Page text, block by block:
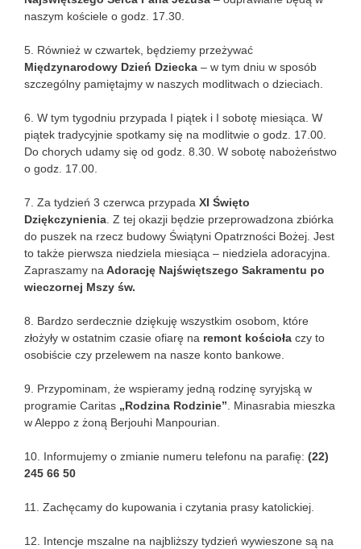
naszym kościele o godz. 17.30.
5. Również w czwartek, będziemy przeżywać
Międzynarodowy Dzień Dziecka – w tym dniu w sposób
szczególny pamiętajmy w naszych modlitwach o dzieciach.
6. W tym tygodniu przypada I piątek i I sobotę miesiąca. W
piątek tradycyjnie spotkamy się na modlitwie o godz. 17.00.
Do chorych udamy się od godz. 8.30. W sobotę nabożeństwo
o godz. 17.00.
7. Za tydzień 3 czerwca przypada XI Święto
Dziękczynienia. Z tej okazji będzie przeprowadzona zbiórka
do puszek na rzecz budowy Świątyni Opatrzności Bożej. Jest
to także pierwsza niedziela miesiąca – niedziela adoracyjna.
Zapraszamy naAdorację Najświętszego Sakramentu po
wieczornej Mszy św.
8. Bardzo serdecznie dziękuję wszystkim osobom, które
złożyły w ostatnim czasie ofiarę na remont kościoła czy to
osobiście czy przelewem na nasze konto bankowe.
9. Przypominam, że wspieramy jedną rodzinę syryjską w
programie Caritas „Rodzina Rodzinie”. Minasrabia mieszka
w Aleppo z żoną Berjouhi Manpourian.
10. Informujemy o zmianie numeru telefonu na parafię: (22)
245 66 50
11. Zachęcamy do kupowania i czytania prasy katolickiej.
12. Intencje mszalne na najbliższy tydzień wywieszone są na